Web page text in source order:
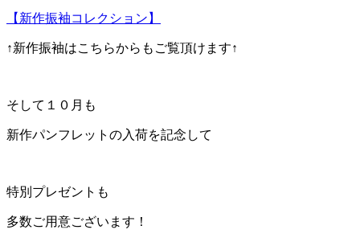
【新作振袖コレクション】
↑新作振袖はこちらからもご覧頂けます↑
そして１０月も
新作パンフレットの入荷を記念して
特別プレゼントも
多数ご用意ございます！